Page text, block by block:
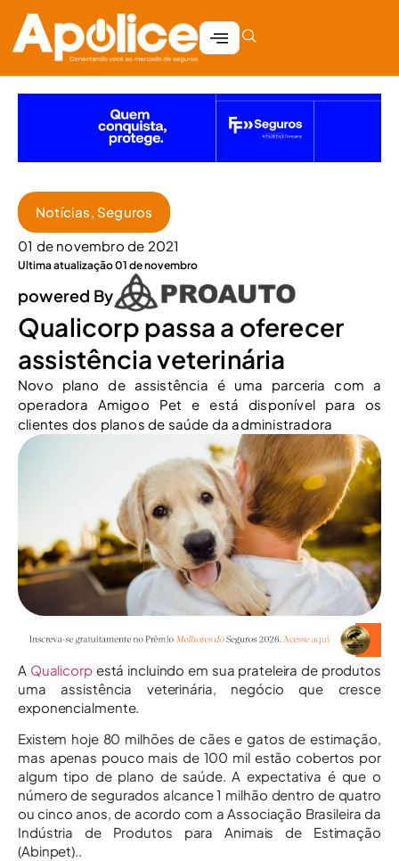
Notícias, Seguros
01 de novembro de 2021
Ultima atualização 01 de novembro
powered By
Qualicorp passa a oferecer
assistência veterinária
Novo plano de assistência é uma parceria com a
operadora Amigoo Pet e está disponível para os
clientes dos planos de saúde da administradora
A Qualicorpestá incluindo em sua prateleira de produtos
uma assistência veterinária, negócio que cresce
exponencialmente.
Existem hoje 80 milhões de cães e gatos de estimação,
mas apenas pouco mais de 100 mil estão cobertos por
algum tipo de plano de saúde. A expectativa é que o
número de segurados alcance 1 milhão dentro de quatro
ou cinco anos, de acordo com a Associação Brasileira da
Indústria de Produtos para Animais de Estimação
(Abinpet)..